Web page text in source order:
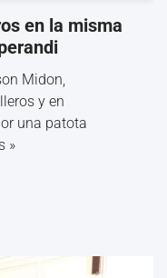
en la misma
Midon,
y en
una patota
»